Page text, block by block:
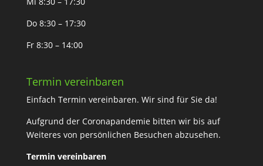
Do 8:30 – 17:30
Fr 8:30 – 14:00
Termin vereinbaren
Einfach Termin vereinbaren. Wir sind für Sie da!
Aufgrund der Coronapandemie bitten wir bis auf
Weiteres von persönlichen Besuchen abzusehen.
Termin vereinbaren